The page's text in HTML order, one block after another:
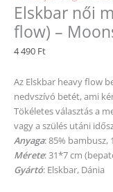
Elskbar női
flow) –
4 490 Ft
Az Elskbar heavy flow
nedvszívó betét, ami
Tökéletes választás a
vagy a szülés utáni
Anyaga: 85% bambusz,
Mérete: 31*7 cm
Gyártó: Elskbar, Dánia